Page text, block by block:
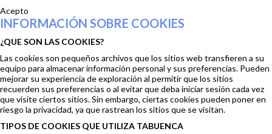
Acepto
INFORMACIÓN SOBRE COOKIES
¿QUE SON LAS COOKIES?
Las cookies son pequeños archivos que los sitios web transfieren a su
equipo para almacenar información personal y sus preferencias. Pueden
mejorar su experiencia de exploración al permitir que los sitios
recuerden sus preferencias o al evitar que deba iniciar sesión cada vez
que visite ciertos sitios. Sin embargo, ciertas cookies pueden poner en
riesgo la privacidad, ya que rastrean los sitios que se visitan.
TIPOS DE COOKIES QUE UTILIZA TABUENCA